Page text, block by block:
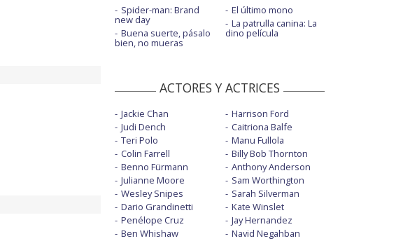
Spider-man: Brand
new day
Buena suerte, pásalo
bien, no mueras
El último mono
La patrulla canina: La
dino película
ACTORES Y ACTRICES
Jackie Chan
Judi Dench
Teri Polo
Colin Farrell
Benno Fürmann
Julianne Moore
Wesley Snipes
Dario Grandinetti
Penélope Cruz
Ben Whishaw
Harrison Ford
Caitriona Balfe
Manu Fullola
Billy Bob Thornton
Anthony Anderson
Sam Worthington
Sarah Silverman
Kate Winslet
Jay Hernandez
Navid Negahban